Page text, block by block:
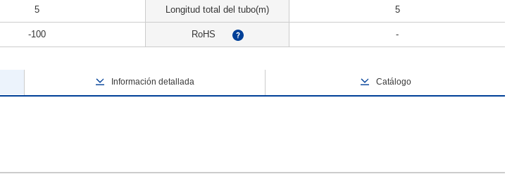
5 Longitud total del tubo(m) 5
-100 RoHS ? -
Información detallada Catálogo